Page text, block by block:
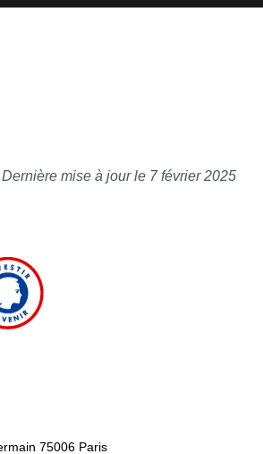
Dernière mise à jour le 7 février 2025
75006 Paris